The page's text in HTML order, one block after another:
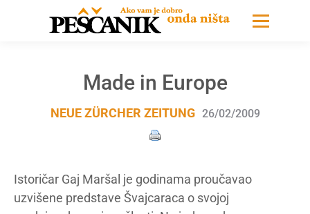
Made in Europe
NEUE ZÜRCHER ZEITUNG 26/02/2009
Istoričar Gaj Maršal je godinama proučavao
uzvišene predstave Švajcaraca o svojoj